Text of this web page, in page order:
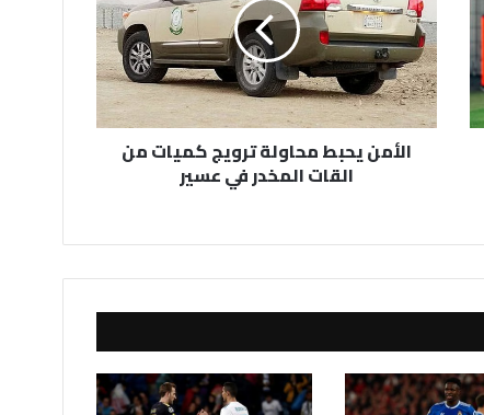
ترويج
كميات
من
القات
المخدر
في
عسيرالأمن يحبط محاولة ترويج كميات من
القات المخدر في عسير